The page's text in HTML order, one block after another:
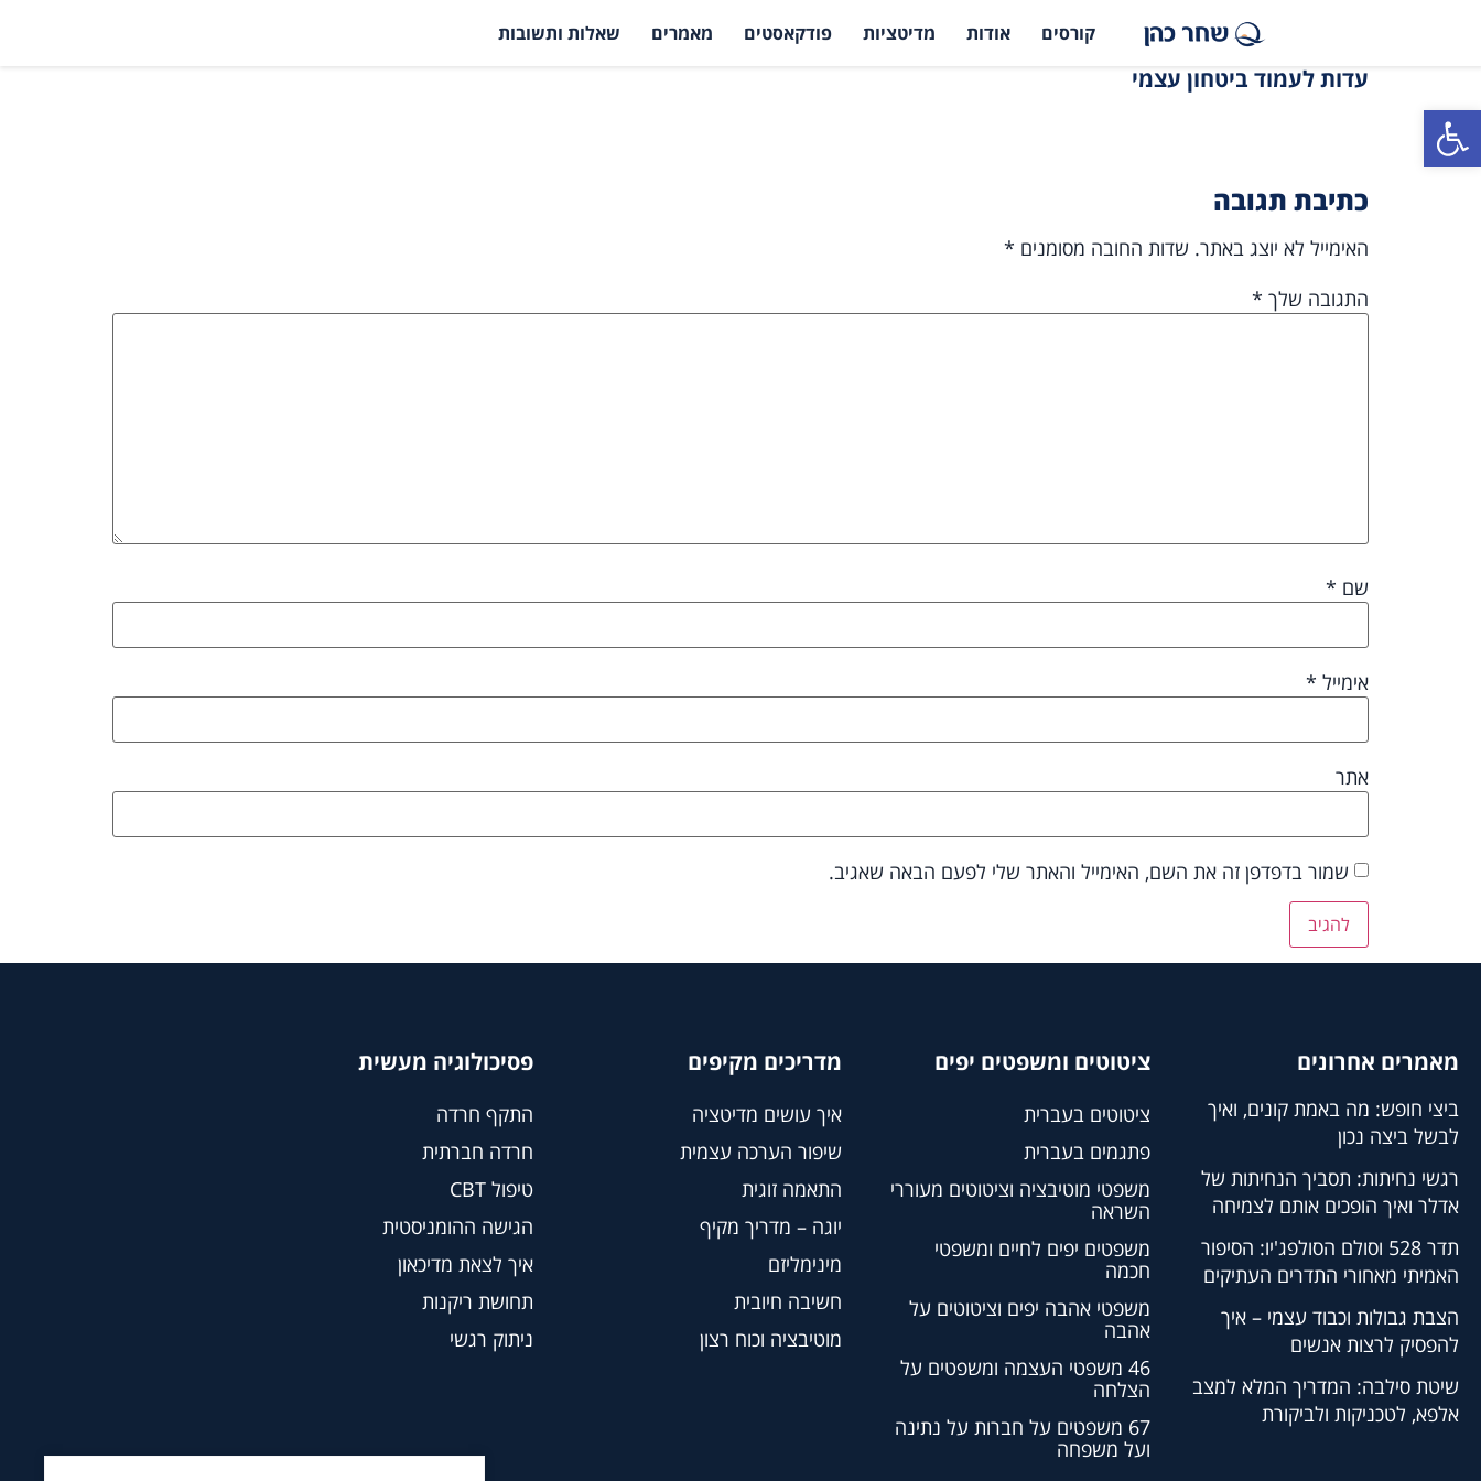
פתח סרגל נגישות
קורסים אודות מדיטציות פודקאסטים מאמרים שאלות ותשובות
עדות לעמוד ביטחון עצמי
כתיבת תגובה
האימייל לא יוצג באתר. שדות החובה מסומנים *
התגובה שלך *
שם *
אימייל *
אתר
שמור בדפדפן זה את השם, האימייל והאתר שלי לפעם הבאה שאגיב.
מאמרים אחרונים
ביצי חופש: מה באמת קונים, ואיך
לבשל ביצה נכון
רגשי נחיתות: תסביך הנחיתות של
אדלר ואיך הופכים אותם לצמיחה
תדר 528 וסולם הסולפג'יו: הסיפור
האמיתי מאחורי התדרים העתיקים
הצבת גבולות וכבוד עצמי – איך
להפסיק לרצות אנשים
שיטת סילבה: המדריך המלא למצב
אלפא, לטכניקות ולביקורת
ציטוטים ומשפטים יפים
ציטוטים בעברית
פתגמים בעברית
משפטי מוטיבציה וציטוטים מעוררי
השראה
משפטים יפים לחיים ומשפטי
חכמה
משפטי אהבה יפים וציטוטים על
אהבה
46 משפטי העצמה ומשפטים על
הצלחה
67 משפטים על חברות על נתינה
ועל משפחה
מדריכים מקיפים
איך עושים מדיטציה
שיפור הערכה עצמית
התאמה זוגית
יוגה – מדריך מקיף
מינימליזם
חשיבה חיובית
מוטיבציה וכוח רצון
פסיכולוגיה מעשית
התקף חרדה
חרדה חברתית
טיפול CBT
הגישה ההומניסטית
איך לצאת מדיכאון
תחושת ריקנות
ניתוק רגשי